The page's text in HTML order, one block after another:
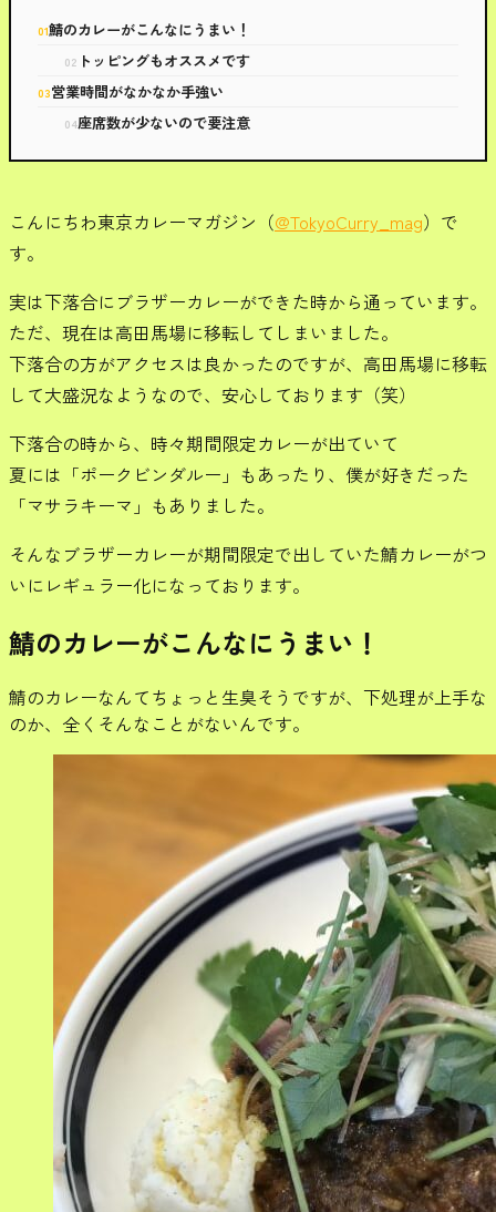
鯖のカレーがこんなにうまい！
トッピングもオススメです
営業時間がなかなか手強い
座席数が少ないので要注意
こんにちわ東京カレーマガジン（@TokyoCurry_mag）で
す。
実は下落合にブラザーカレーができた時から通っています。
ただ、現在は高田馬場に移転してしまいました。
下落合の方がアクセスは良かったのですが、高田馬場に移転
して大盛況なようなので、安心しております（笑）
下落合の時から、時々期間限定カレーが出ていて
夏には「ポークビンダルー」もあったり、僕が好きだった
「マサラキーマ」もありました。
そんなブラザーカレーが期間限定で出していた鯖カレーがつ
いにレギュラー化になっております。
鯖のカレーがこんなにうまい！
鯖のカレーなんてちょっと生臭そうですが、下処理が上手な
のか、全くそんなことがないんです。